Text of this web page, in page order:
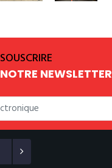
SOUSCRIRE
NOTRE NEWSLETTER